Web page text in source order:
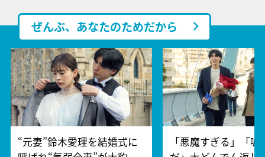
ぜんぶ、あなたのためだから
“元妻”鈴木愛理を結婚式に
「悪魔すぎる」「嘘